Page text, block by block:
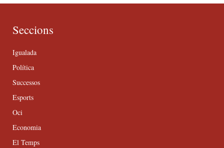
Seccions
Igualada
Política
Successos
Esports
Oci
Economia
El Temps